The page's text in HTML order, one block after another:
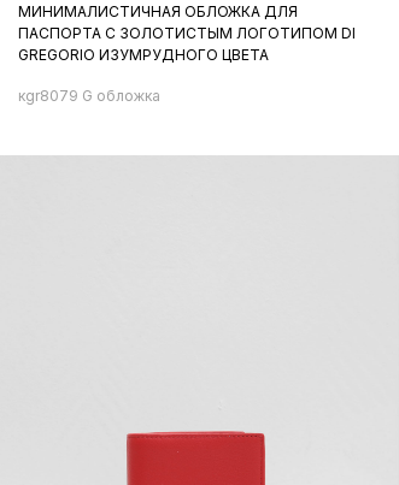
МИНИМАЛИСТИЧНАЯ ОБЛОЖКА ДЛЯ
ПАСПОРТА C ЗОЛОТИСТЫМ ЛОГОТИПОМ DI
GREGORIO ИЗУМРУДНОГО ЦВЕТА
кgr8079 G обложка